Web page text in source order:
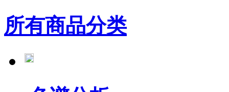
所有商品分类